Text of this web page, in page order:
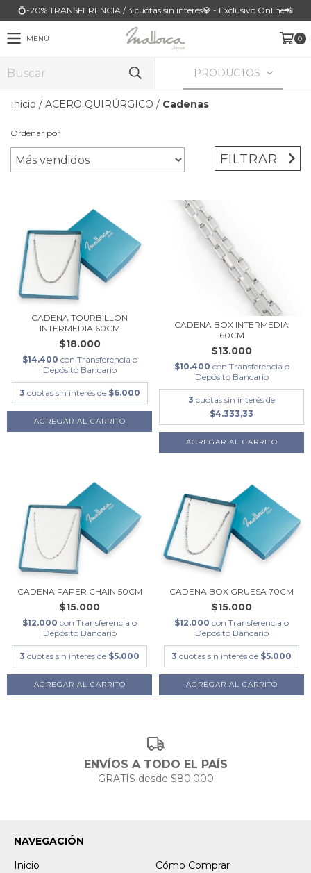
💍-20% TRANSFERENCIA / 3 cuotas sin interés💎 - Exclusivo Online📲
MENÚ 0
PRODUCTOS
Inicio / ACERO QUIRÚRGICO / Cadenas
Ordenar por
FILTRAR
CADENA TOURBILLON
INTERMEDIA 60CM
$18.000
$14.400 con Transferencia o
Depósito Bancario
3 cuotas sin interés de $6.000
CADENA BOX INTERMEDIA
60CM
$13.000
$10.400 con Transferencia o
Depósito Bancario
3 cuotas sin interés de
$4.333,33
CADENA PAPER CHAIN 50CM
$15.000
$12.000 con Transferencia o
Depósito Bancario
3 cuotas sin interés de $5.000
CADENA BOX GRUESA 70CM
$15.000
$12.000 con Transferencia o
Depósito Bancario
3 cuotas sin interés de $5.000
ENVÍOS A TODO EL PAÍS
GRATIS desde $80.000
NAVEGACIÓN
Inicio
Cómo Comprar